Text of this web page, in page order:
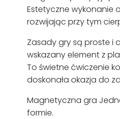
Estetyczne wykonanie
rozwijając przy tym
Zasady gry są proste i
wskazany element z
To świetne ćwiczenie
doskonała okazja do
Magnetyczna gra
formie.